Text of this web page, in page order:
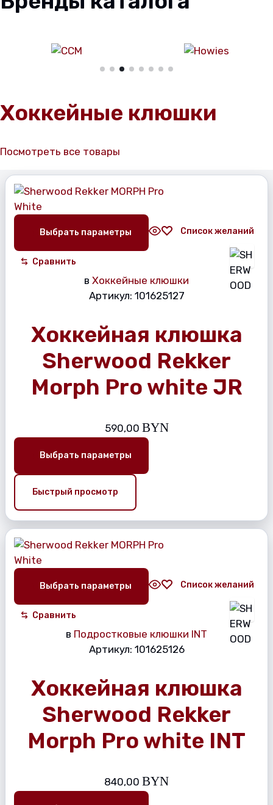
Хоккейные клюшки
Посмотреть все товары
Выбрать параметры Список желаний
Сравнить
в Хоккейные клюшки
Артикул: 101625127
Хоккейная клюшка
Sherwood Rekker
Morph Pro white JR
590,00 BYN
Выбрать параметры
Быстрый просмотр
Выбрать параметры Список желаний
Сравнить
в Подростковые клюшки INT
Артикул: 101625126
Хоккейная клюшка
Sherwood Rekker
Morph Pro white INT
840,00 BYN